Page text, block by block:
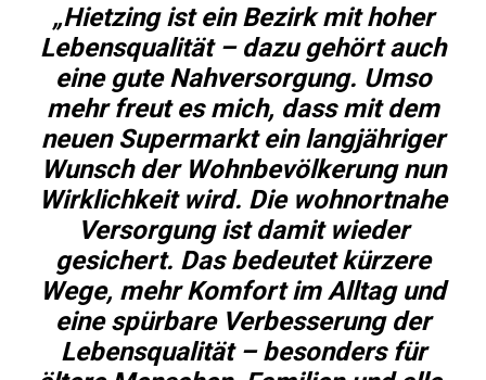
„Hietzing ist ein Bezirk mit hoher
Lebensqualität – dazu gehört auch
eine gute Nahversorgung. Umso
mehr freut es mich, dass mit dem
neuen Supermarkt ein langjähriger
Wunsch der Wohnbevölkerung nun
Wirklichkeit wird. Die wohnortnahe
Versorgung ist damit wieder
gesichert. Das bedeutet kürzere
Wege, mehr Komfort im Alltag und
eine spürbare Verbesserung der
Lebensqualität – besonders für